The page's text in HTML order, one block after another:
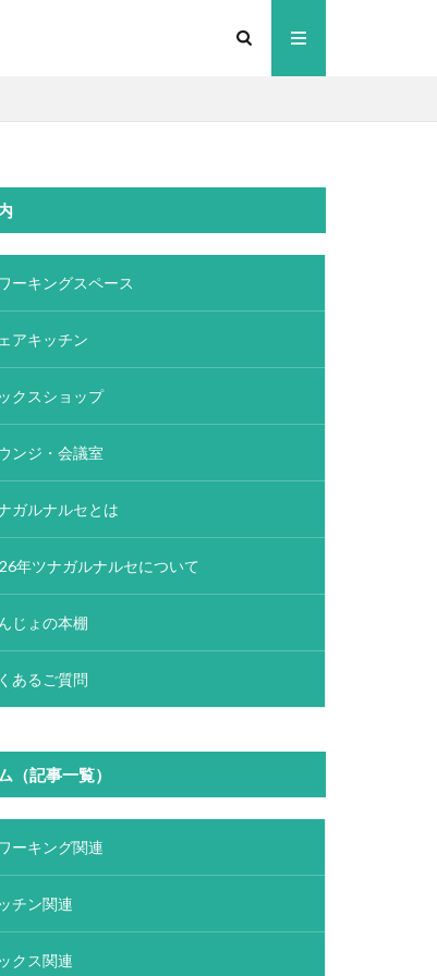
ーキングスペース
アキッチン
クスショップ
ンジ・会議室
ガルナルセとは
年ツナガルナルセについて
じょの本棚
あるご質問
（記事一覧）
ーキング関連
チン関連
クス関連